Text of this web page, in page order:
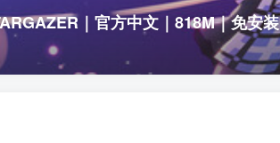
｜官方中文｜818M｜免安装